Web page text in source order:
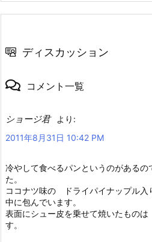
ディスカッション
コメント一覧
ショージ君
より:
2011年8月31日 10:42 PM
冷やして食べるパンというのがある
た。
ココナツ味の ドライパイナップル入
中に包んでいます。
表面にシュー皮を乗せて焼いたもの
す。